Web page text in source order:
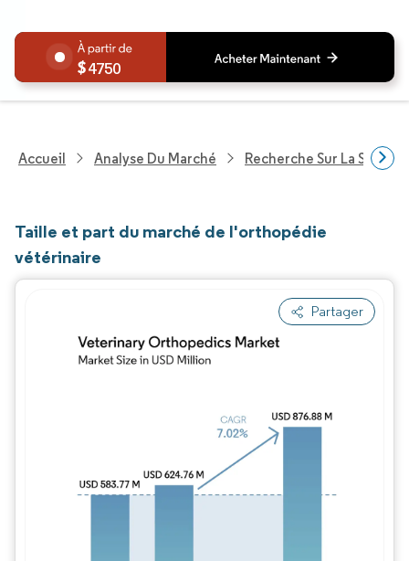
4750
Accueil Analyse Du Marché Recherche Sur La Santé
Taille et part du marché de l'orthopédie
vétérinaire
Partager